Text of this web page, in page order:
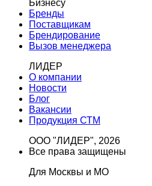
Бизнесу
Бренды
Поставщикам
Брендирование
Вызов менеджера
ЛИДЕР
О компании
Новости
Блог
Вакансии
Продукция СТМ
ООО "ЛИДЕР", 2026
Все права защищены
Для Москвы и МО